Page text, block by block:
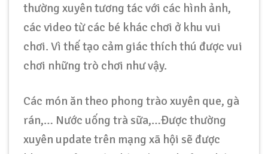
thường xuyên tương tác với các hình ảnh,
các video từ các bé khác chơi ở khu vui
chơi. Vì thế tạo cảm giác thích thú được vui
chơi những trò chơi như vậy.
Các món ăn theo phong trào xuyên que, gà
rán,… Nước uống trà sữa,…Được thường
xuyên update trên mạng xã hội sẽ được